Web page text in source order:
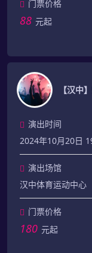
门票价格
88 元起
【汉中
演出时间
2024年10月20日
演出场馆
汉中体育运动中心
门票价格
180 元起